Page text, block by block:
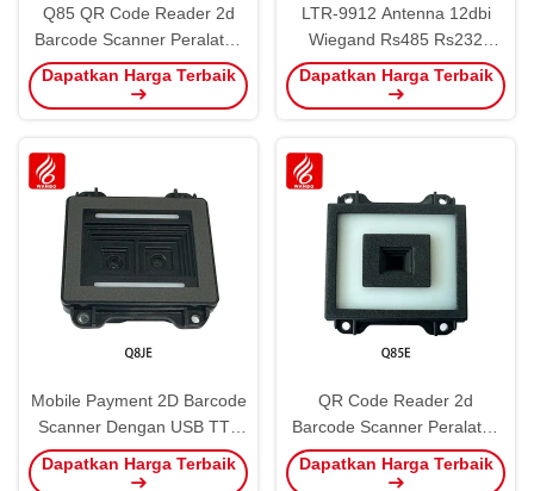
Q85 QR Code Reader 2d
Barcode Scanner Peralatan
Parkir USB TTL RS232
RS485 Antarmuka
Dapatkan Harga Terbaik
LTR-9912 Antenna 12dbi
Wiegand Rs485 Rs232
Peralatan Parkir Pembaca
RFID Jarak Panjang
Dapatkan Harga Terbaik
Mobile Payment 2D Barcode
Scanner Dengan USB TTL
RS232 RS485 Antarmuka
Peralatan Parkir
Dapatkan Harga Terbaik
QR Code Reader 2d
Barcode Scanner Peralatan
Parkir USB TTL RS232
RS485 Antarmuka
Dapatkan Harga Terbaik